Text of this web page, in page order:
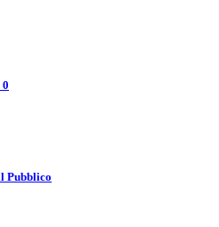
Pubblico